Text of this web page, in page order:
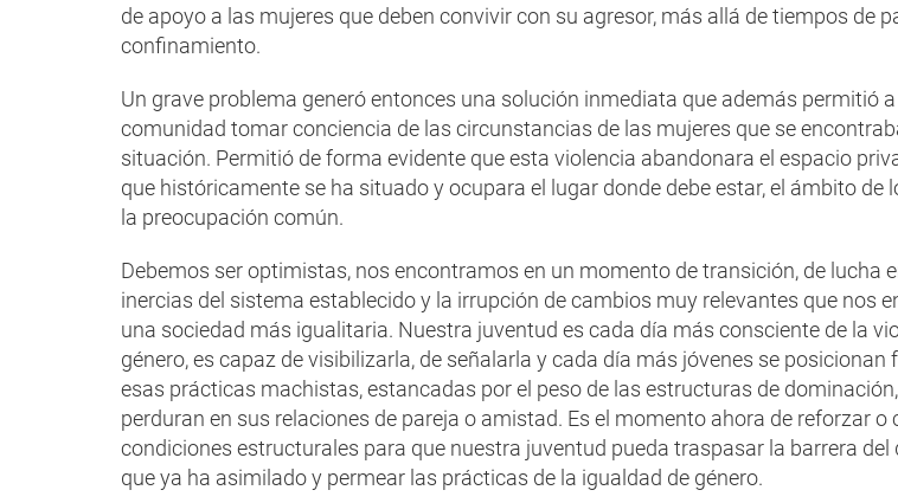
de apoyo a las mujeres que deben convivir con su agresor, más allá de tiempos de
confinamiento.
Un grave problema generó entonces una solución inmediata que además permitió
comunidad tomar conciencia de las circunstancias de las mujeres que se
situación. Permitió de forma evidente que esta violencia abandonara el espacio
que históricamente se ha situado y ocupara el lugar donde debe estar, el ámbito de
la preocupación común.
Debemos ser optimistas, nos encontramos en un momento de transición, de lucha
inercias del sistema establecido y la irrupción de cambios muy relevantes que nos
una sociedad más igualitaria. Nuestra juventud es cada día más consciente de la
género, es capaz de visibilizarla, de señalarla y cada día más jóvenes se posicionan
esas prácticas machistas, estancadas por el peso de las estructuras de
perduran en sus relaciones de pareja o amistad. Es el momento ahora de reforzar o
condiciones estructurales para que nuestra juventud pueda traspasar la barrera del
que ya ha asimilado y permear las prácticas de la igualdad de género.